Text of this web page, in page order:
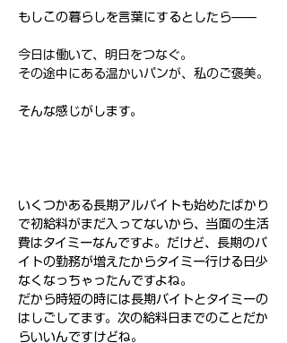
もしこの暮らしを言葉にするとしたら——
今日は働いて、明日をつなぐ。
その途中にある温かいパンが、私のご褒美。
そんな感じがします。
いくつかある長期アルバイトも始めたばかり
で初給料がまだ入ってないから、当面の生活
費はタイミーなんですよ。だけど、長期のバ
イトの勤務が増えたからタイミー行ける日少
なくなっちゃったんですよね。
だから時短の時には長期バイトとタイミーの
はしごしてます。次の給料日までのことだか
らいいんですけどね。